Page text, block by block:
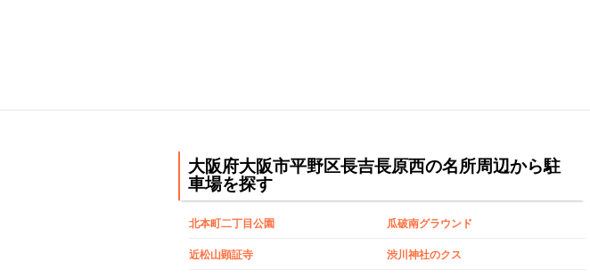
大阪府大阪市平野区長吉長原西の名所周辺から駐
車場を探す
北本町二丁目公園 瓜破南グラウンド
近松山顕証寺 渋川神社のクス